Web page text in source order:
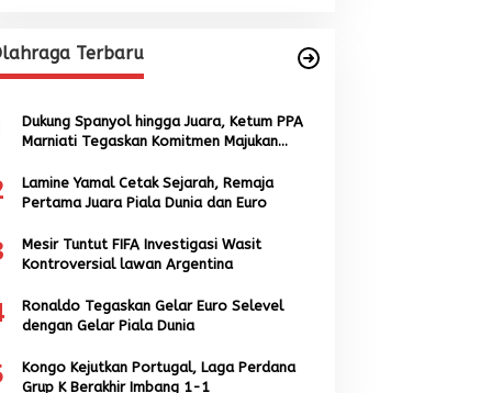
Terbaru
Dukung Spanyol hingga Juara, Ketum PPA
Marniati Tegaskan Komitmen Majukan
Lamine Yamal Cetak Sejarah, Remaja
Pertama Juara Piala Dunia dan Euro
Mesir Tuntut FIFA Investigasi Wasit
Kontroversial lawan Argentina
Ronaldo Tegaskan Gelar Euro Selevel
dengan Gelar Piala Dunia
Kongo Kejutkan Portugal, Laga Perdana
Grup K Berakhir Imbang 1-1